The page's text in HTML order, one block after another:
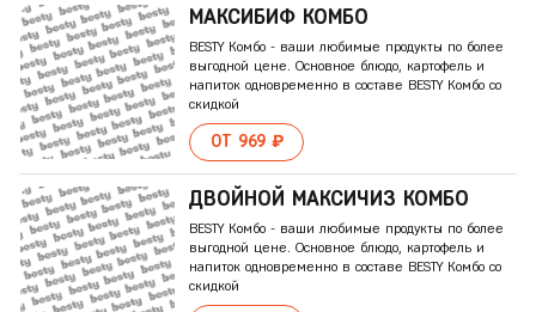
МАКСИБИФ КОМБО
BESTY Комбо - ваши любимые продукты по более
выгодной цене. Основное блюдо, картофель и
напиток одновременно в составе BESTY Комбо со
скидкой
ОТ 969 ₽
ДВОЙНОЙ МАКСИЧИЗ КОМБО
BESTY Комбо - ваши любимые продукты по более
выгодной цене. Основное блюдо, картофель и
напиток одновременно в составе BESTY Комбо со
скидкой